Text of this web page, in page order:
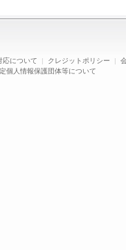
応について | クレジットポリシー |
個人情報保護団体等について